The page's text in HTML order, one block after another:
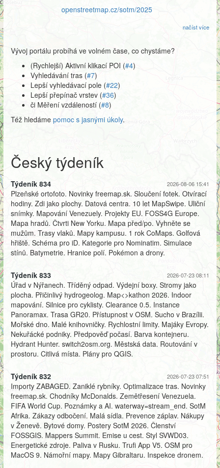
openstreetmap.cz/sotm/2025
načíst více
Vývoj portálu probíhá ve volném čase, co chystáme?
(Rychlejší) Aktivní klikací POI (#4)
Vyhledávání tras (#7)
Lepší vyhledávací pole (#22)
Lepší přepínač vrstev (#36)
či Měření vzdáleností (#8)
Též hledáme pomoc s jasnými úkoly.
Český týdeník
2026-08-06 15:41
Týdeník 834
Plzeňské ortofoto. Novinky freemap.sk. Sloučení fotek. Otvírací
hodiny. Zdi jako plochy. Datová centra. 10 let MapSwipe. Uliční
snímky. Mapování Venezuely. Projekty EU. FOSS4G Europe.
Mapa hradů. Čtvrti New Yorku. Mapa před/po. Vyhněte se
mužům. Trasy vlaků. Mapy kampusu. 1 rok CoMaps. Golfová
hřiště. Schéma pro iD. Kategorie pro Nominatim. Simulace
stínů. Batymetrie. Hranice polí. Pokémon a drony.
2026-07-23 08:11
Týdeník 833
Úřad v Nýřanech. Tříděný odpad. Výdejní boxy. Stromy jako
plocha. Přičinlivý hydrogeolog. Map<>kathon 2026. Indoor
mapování. Silnice pro cyklisty. Clearance 0.5. Instance
Panoramax. Trasa GR20. Přístupnost v OSM. Sucho v Brazílii.
Mořské dno. Malé knihovničky. Rychlostní limity. Majáky Evropy.
Nekuřácké podniky. Předpověď počasí. Barva kontejneru.
Hydrant Hunter. switch2osm.org. Městská data. Routování v
prostoru. Citlivá místa. Plány pro QGIS.
2026-07-23 07:51
Týdeník 832
Importy ZABAGED. Zaniklé rybníky. Optimalizace tras. Novinky
freemap.sk. Chodníky McDonalds. Zemětřesení Venezuela.
FIFA World Cup. Poznámky a AI. waterway=stream_end. SotM
Afrika. Zákazy odbočení. Malá sídla. Prevence záplav. Nákupy
v Ženevě. Bytové domy. Postery SotM 2026. Členství
FOSSGIS. Mappers Summit. Emise u cest. Styl SVWD03.
Energetické zdroje. Paliva v Rusku. Trufi App V5. OSM pro
MacOS 9. Námořní mapy. Mapy Gibraltaru. Inspekce dronem.